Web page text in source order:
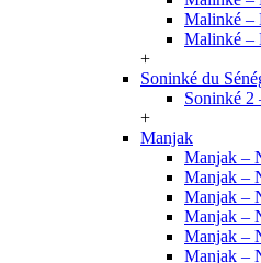
Malinké –
Malinké –
+
Soninké du
Soninké 2
+
Manjak
Manjak –
Manjak –
Manjak –
Manjak –
Manjak –
Manjak –